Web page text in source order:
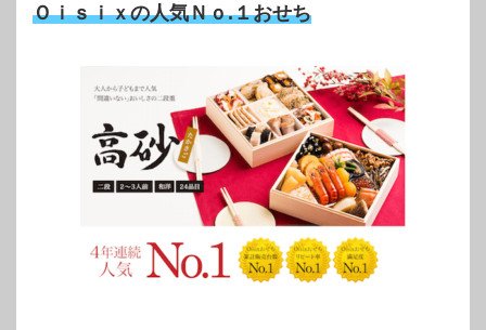
Ｏｉｓｉｘの人気Ｎｏ.１おせち